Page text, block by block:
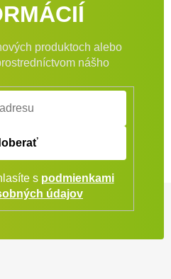
produktoch alebo
nášho
s podmienkami
údajov